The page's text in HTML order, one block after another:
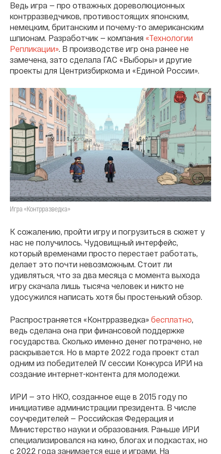
Ведь игра — про отважных дореволюционных
контрразведчиков, противостоящих японским,
немецким, британским и почему-то американским
шпионам. Разработчик — компания «Технологии
Репликации». В производстве игр она ранее не
замечена, зато сделала ГАС «Выборы» и другие
проекты для Центризбиркома и «Единой России».
Игра «Контрразведка»
К сожалению, пройти игру и погрузиться в сюжет у
нас не получилось. Чудовищный интерфейс,
который временами просто перестает работать,
делает это почти невозможным. Стоит ли
удивляться, что за два месяца с момента выхода
игру скачала лишь тысяча человек и никто не
удосужился написать хотя бы простенький обзор.
Распространяется «Контрразведка» бесплатно
ведь сделана она при финансовой поддержке
государства. Сколько именно денег потрачено, не
раскрывается. Но в марте 2022 года проект стал
одним из победителей IV сессии Конкурса ИРИ на
создание интернет-контента для молодежи.
ИРИ — это НКО, созданное еще в 2015 году по
инициативе администрации президента. В числе
соучредителей — Российская Федерация и
Министерство науки и образования. Раньше ИРИ
специализировался на кино, блогах и подкастах, но
с 2022 года занимается еще и играми. На